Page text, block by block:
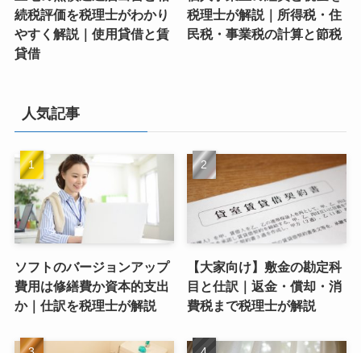
続税評価を税理士がわかり
やすく解説｜使用貸借と賃
貸借
税理士が解説｜所得税・住
民税・事業税の計算と節税
人気記事
ソフトのバージョンアップ
費用は修繕費か資本的支出
か｜仕訳を税理士が解説
【大家向け】敷金の勘定科
目と仕訳｜返金・償却・消
費税まで税理士が解説